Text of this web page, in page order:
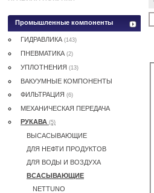
Промышленные компоненты
ГИДРАВЛИКА (143)
ПНЕВМАТИКА (2)
УПЛОТНЕНИЯ (13)
ВАКУУМНЫЕ КОМПОНЕНТЫ
ФИЛЬТРАЦИЯ (6)
МЕХАНИЧЕСКАЯ ПЕРЕДАЧА
РУКАВА (5)
ВЫСАСЫВАЮЩИЕ
ДЛЯ НЕФТИ ПРОДУКТОВ
ДЛЯ ВОДЫ И ВОЗДУХА
ВСАСЫВАЮЩИЕ
NETTUNO